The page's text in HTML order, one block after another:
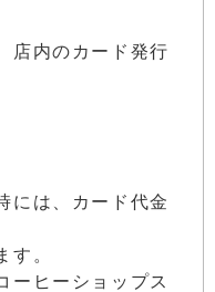
店内のカード発行
には、カード代金
す。
ーヒーショップス